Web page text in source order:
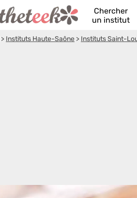
Chercher
un institut
> Instituts Haute-Saône > Instituts Saint-